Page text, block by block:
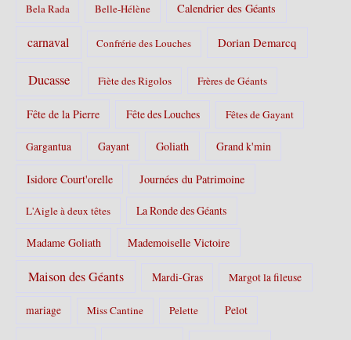
Bela Rada Belle-Hélène Calendrier des Géants
carnaval Confrérie des Louches Dorian Demarcq
Ducasse Fiète des Rigolos Frères de Géants
Fête de la Pierre Fête des Louches Fêtes de Gayant
Gargantua Gayant Goliath Grand k'min
Isidore Court'orelle Journées du Patrimoine
L'Aigle à deux têtes La Ronde des Géants
Madame Goliath Mademoiselle Victoire
Maison des Géants Mardi-Gras Margot la fileuse
mariage Miss Cantine Pelette Pelot